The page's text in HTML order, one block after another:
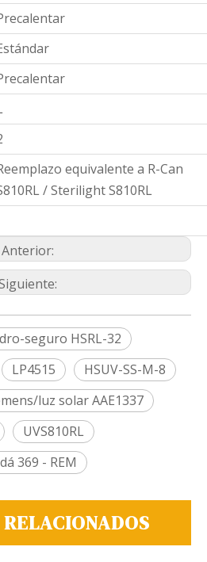
equivalente a R-Can
/ Sterilight S810RL
Anterior:
seguro HSRL-32
LP4515
HSUV-SS-M-8
luz solar AAE1337
UVS810RL
369 - REM